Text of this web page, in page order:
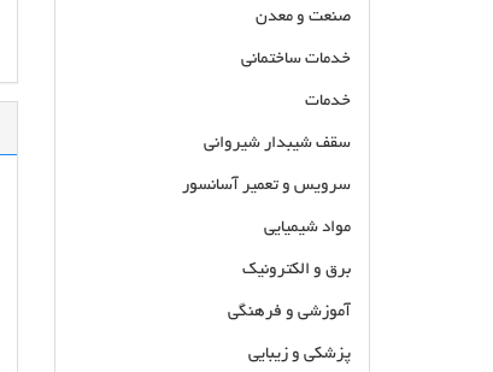
صنعت و معدن
خدمات ساختمانی
خدمات
سقف شیبدار شیروانی
سرویس و تعمیر آسانسور
مواد شیمیایی
برق و الکترونیک
آموزشی و فرهنگی
پزشکی و زیبایی